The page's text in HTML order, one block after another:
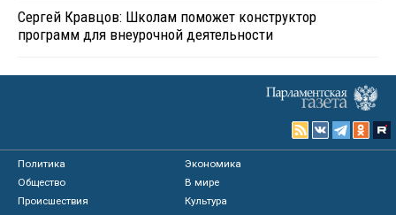
Сергей Кравцов: Школам поможет конструктор
программ для внеурочной деятельности
Политика
Экономика
Общество
В мире
Происшествия
Культура